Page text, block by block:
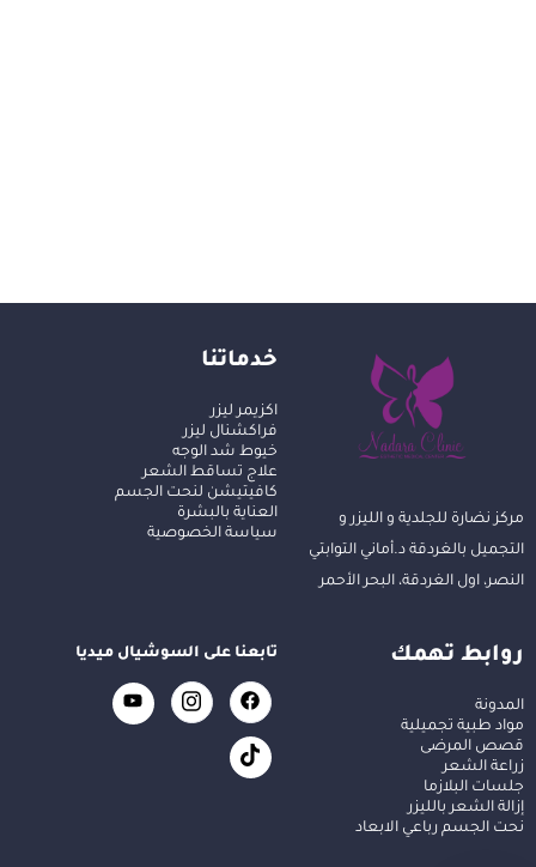
مركز نضارة للجلدية و الليزر و
التجميل بالغردقة د.أماني التوابتي
النصر، اول الغردقة، البحر الأحمر
خدماتنا
اكزيمر ليزر
فراكشنال ليزر
خيوط شد الوجه
علاج تساقط الشعر
كافيتيشن لنحت الجسم
العناية بالبشرة
سياسة الخصوصية
روابط تهمك
المدونة
مواد طبية تجميلية
قصص المرضى
زراعة الشعر
جلسات البلازما
إزالة الشعر بالليزر
نحت الجسم رباعي الابعاد
تابعنا على السوشيال ميديا